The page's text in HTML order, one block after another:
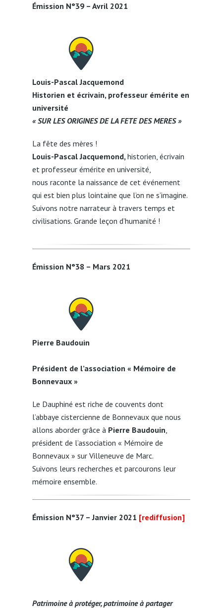
Émission N°39 – Avril 2021
Louis-Pascal Jacquemond
Historien et écrivain, professeur émérite en
université
« SUR LES ORIGINES DE LA FETE DES MERES »
La fête des mères !
Louis-Pascal Jacquemond, historien, écrivain
et professeur émérite en université,
nous raconte la naissance de cet événement
qui est bien plus lointaine que l’on ne s’imagine.
Suivons notre narrateur à travers temps et
civilisations. Grande leçon d’humanité !
Émission N°38 – Mars 2021
Pierre Baudouin
Président de l’association « Mémoire de
Bonnevaux »
Le Dauphiné est riche de couvents dont
l’abbaye cistercienne de Bonnevaux que nous
allons aborder grâce à Pierre Baudouin
président de l’association « Mémoire de
Bonnevaux » sur Villeneuve de Marc.
Suivons leurs recherches et parcourons leur
mémoire ensemble.
Émission N°37 – Janvier 2021 [rediffusion]
Patrimoine à protéger, patrimoine à partager